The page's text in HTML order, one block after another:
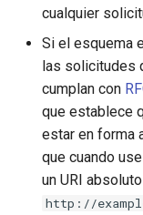
cualquier
Si el esquema
las solicitudes
cumplan con
que establece
estar en forma
que cuando
un URI
http://